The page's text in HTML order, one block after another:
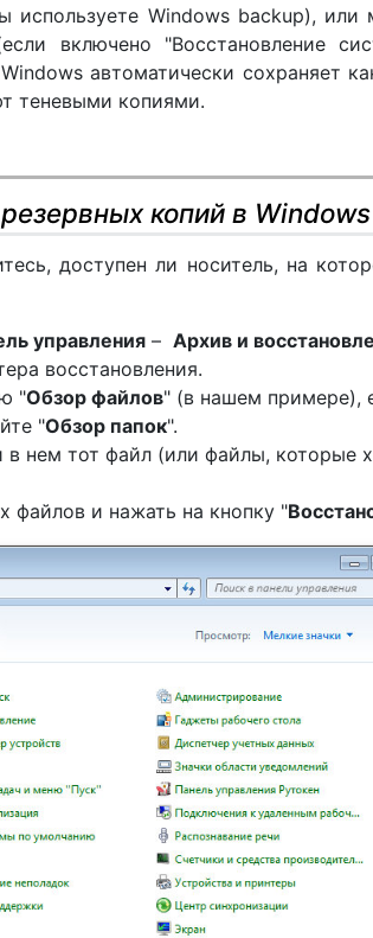
используете Windows backup), или
включено "Восстановление
автоматически сохраняет
теневыми копиями.
копий в
доступен ли носитель, на
управления – Архив и
восстановления.
"Обзор файлов" (в нашем примере),
"Обзор папок".
нем тот файл (или файлы, которые
файлов и нажать на кнопку "